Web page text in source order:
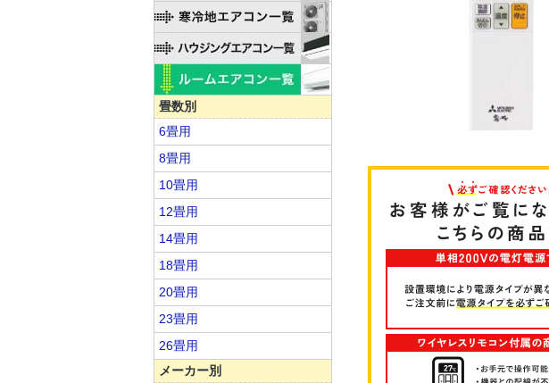
畳数別
6畳用
8畳用
10畳用
12畳用
14畳用
18畳用
20畳用
23畳用
26畳用
メーカー別